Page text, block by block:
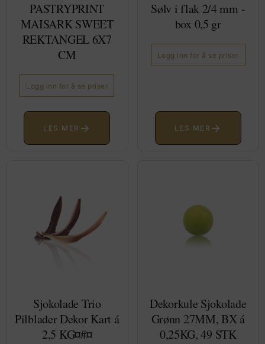
PASTRYPRINT
MAISARK SWEET
REKTANGEL 6X7
CM
Logg inn for å se priser
LES MER →
Sølv i flak 2/4 mm -
box 0,5 gr
Logg inn for å se priser
LES MER →
Sjokolade Trio
Pilblader Dekor Kart á
2,5 KG¤#¤
Dekorkule Sjokolade
Grønn 27MM, BX á
0,25KG, 49 STK